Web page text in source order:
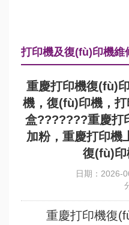
打印機及復(fù)印機維
重慶打印機復(fù)
機，復(fù)印機，
盒???????重慶打
加粉，重慶打印機
復(fù)印
日期：2026-
重慶打印機復